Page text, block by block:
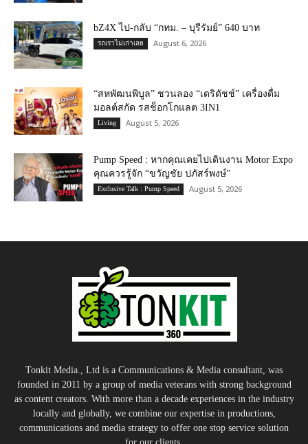
bZ4X ไป-กลับ “กทม. – บุรีรัมย์” 640 บาท
รถเราไม่เก่าเลย August 6, 2026
“สหพัฒนพิบูล” ชวนลอง “เดริดัชช์” เครื่องดื่ม
มอลต์สกัด รสช็อกโกแลต 3IN1
Living August 5, 2026
Pump Speed : หากคุณเคยไปเดินงาน Motor Expo
คุณควรรู้จัก “ขวัญชัย ปภัสร์พงษ์”
Exclusive Talk : Pump Speed August 5, 2026
Tonkit Media., Ltd is a Communications & Media consultant, was
founded in 2011 by a group of media veterans with strong background
as content creators. With more than a decade experiences in the industry
locally and globally, we combine our expertise in productions,
communications and media strategy to offer one stop service solution